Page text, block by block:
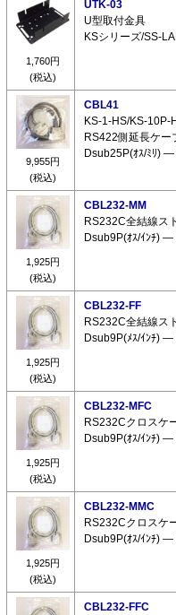
1,760円
(税込)
UTK-03
U型取付金具
KSシリーズ/SS-
9,955円
(税込)
CBL41
KS-1-HS/KS-10P-
RS422側延長ケー
Dsub25P(ｵｽ/ﾐﾘ) ―
1,925円
(税込)
CBL232-MM
RS232C全結線ス
Dsub9P(ｵｽ/ｲﾝﾁ) ―
1,925円
(税込)
CBL232-FF
RS232C全結線ス
Dsub9P(ﾒｽ/ｲﾝﾁ) ―
1,925円
(税込)
CBL232-MFC
RS232Cクロスケ
Dsub9P(ｵｽ/ｲﾝﾁ) ―
1,925円
(税込)
CBL232-MMC
RS232Cクロスケ
Dsub9P(ｵｽ/ｲﾝﾁ) ―
CBL232-FFC